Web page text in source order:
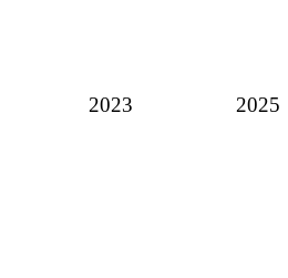
2023 2025